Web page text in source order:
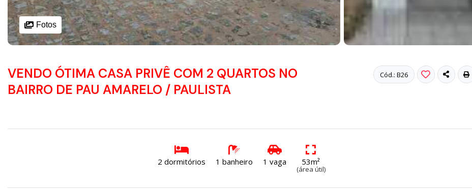
Fotos
Cód.: B26
VENDO ÓTIMA CASA PRIVÊ COM 2 QUARTOS NO
BAIRRO DE PAU AMARELO / PAULISTA
2 dormitórios 1 banheiro 1 vaga 53m²
(área útil)